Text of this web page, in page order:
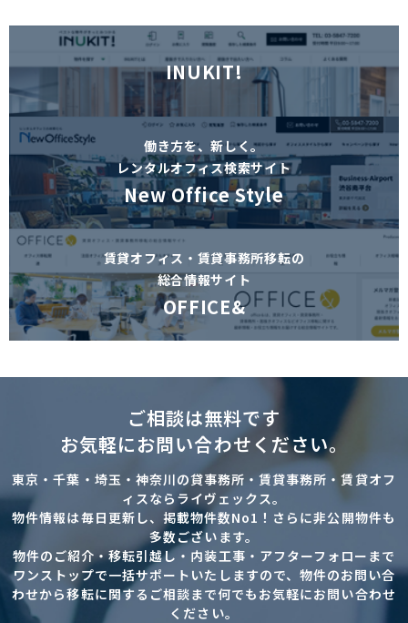
INUKIT!
働き方を、新しく。
レンタルオフィス検索サイト
New Office Style
賃貸オフィス・賃貸事務所移転の
総合情報サイト
OFFICE&
ご相談は無料です
お気軽にお問い合わせください。
東京・千葉・埼玉・神奈川の貸事務所・賃貸事務所・賃貸オフ
ィスならライヴェックス。
物件情報は毎日更新し、掲載物件数No1！さらに非公開物件も
多数ございます。
物件のご紹介・移転引越し・内装工事・アフターフォローまで
ワンストップで一括サポートいたしますので、物件のお問い合
わせから移転に関するご相談まで何でもお気軽にお問い合わせ
ください。